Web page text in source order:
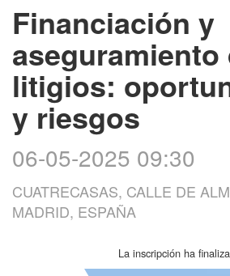
Financiación y
aseguramiento
litigios:
y riesgos
06-05-2025 09:30
CUATRECASAS, CALLE DE
MADRID, ESPAÑA
La inscripción ha